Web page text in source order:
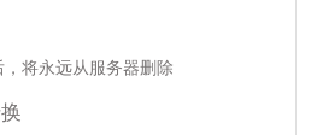
将永远从服务器删除